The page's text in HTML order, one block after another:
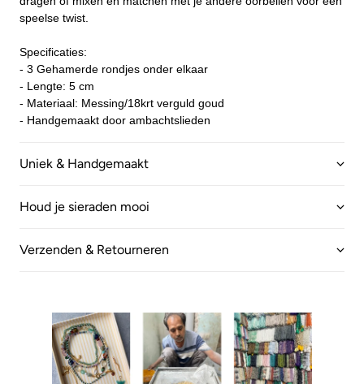
speelse twist.
Specificaties:
- 3 Gehamerde rondjes onder elkaar
- Lengte: 5 cm
- Materiaal: Messing/18krt verguld goud
- Handgemaakt door ambachtslieden
Uniek & Handgemaakt
Houd je sieraden mooi
Verzenden & Retourneren